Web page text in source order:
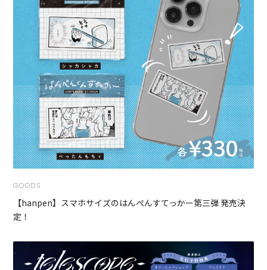
GOODS
【hanpen】スマホサイズのはんぺんすてっかー第三弾 発売決
定！